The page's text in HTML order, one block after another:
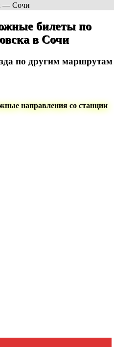
— Сочи
билеты по
в Сочи
по другим маршрутам
направления со станции